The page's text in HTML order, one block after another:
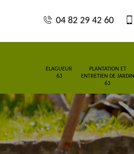
04 82 29 42 60
ELAGUEUR
63
PLANTATION ET
ENTRETIEN DE JARDIN
63